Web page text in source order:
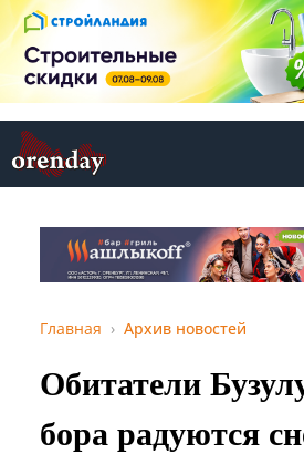
Главная Архив новостей
Обитатели
бора радуются